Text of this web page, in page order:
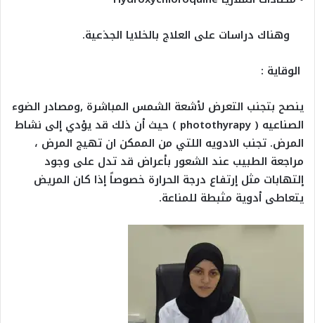
وهناك دراسات على العلاج بالخلايا الجذعية.
الوقاية :
ينصح بتجنب التعرض لأشعة الشمس المباشرة ,ومصادر الضوء
الصناعيه ( photothyrapy ) حيث أن ذلك قد يؤدي إلى نشاط
المرض. تجنب الادويه اللتي من الممكن ان تهيج المرض ،
مراجعة الطبيب عند الشعور بأعراض قد تدل على وجود
إلتهابات مثل إرتفاع درجة الحرارة خصوصاً إذا كان المريض
يتعاطى أدوية مثبطة للمناعة.